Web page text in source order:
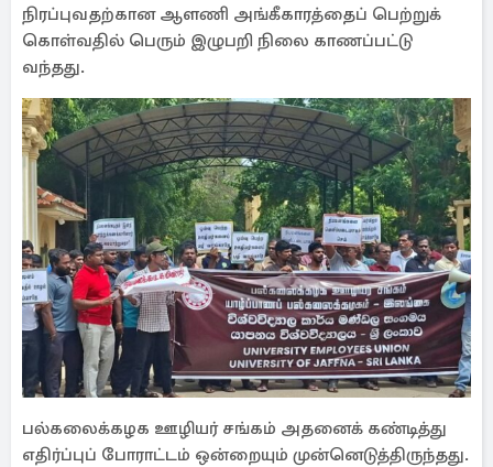
நிரப்புவதற்கான ஆளணி அங்கீகாரத்தைப் பெற்றுக்
கொள்வதில் பெரும் இழுபறி நிலை காணப்பட்டு
வந்தது.
பல்கலைக்கழக ஊழியர் சங்கம் அதனைக் கண்டித்து
எதிர்ப்புப் போராட்டம் ஒன்றையும் முன்னெடுத்திருந்தது.